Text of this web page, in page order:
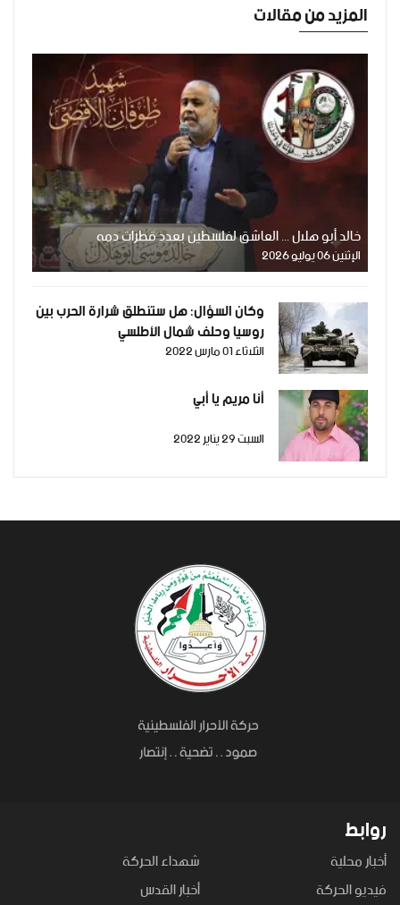
المزيد من مقالات
خالد أبو هلال ... العاشق لفلسطين بعدد قطرات دمه
الإثنين 06 يوليو 2026
وكان السؤال: هل ستنطلق شرارة الحرب بين
روسيا وحلف شمال الأطلسي
الثلاثاء 01 مارس 2022
أنا مريم يا أبي
السبت 29 يناير 2022
روابط
أخبار محلية
شهداء الحركة
فيديو الحركة
أخبار القدس